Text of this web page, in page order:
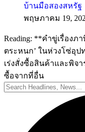
บ้านมือสองสหรัฐ
พฤษภาคม 19,
Reading: **คำขู่เรื่องภ
ตระหนก’ ในห่วงโซ่อุ
เร่งสั่งซื้อสินค้าและพิจ
ซื้อจากที่อื่น